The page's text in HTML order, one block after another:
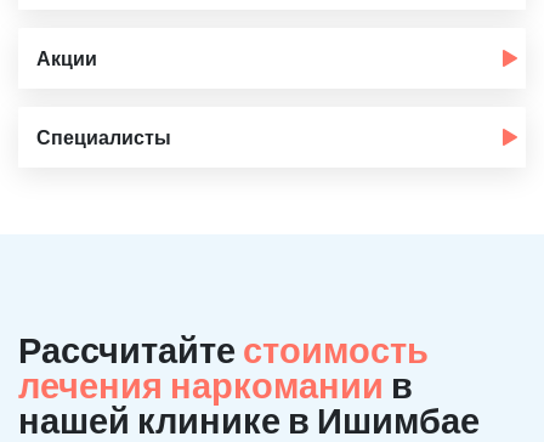
Акции
Специалисты
Рассчитайте стоимость
лечения наркомании в
нашей клинике в Ишимбае